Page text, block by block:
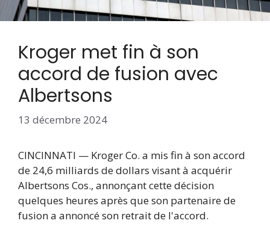
Kroger met fin à son
accord de fusion avec
Albertsons
13 décembre 2024
CINCINNATI — Kroger Co. a mis fin à son accord
de 24,6 milliards de dollars visant à acquérir
Albertsons Cos., annonçant cette décision
quelques heures après que son partenaire de
fusion a annoncé son retrait de l'accord.